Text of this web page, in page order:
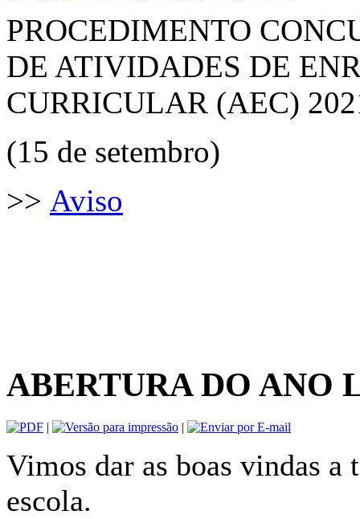
PROCEDIMENTO
DE ATIVIDADES DE
CURRICULAR (AEC)
(15 de setembro)
>> Aviso
ABERTURA DO ANO
| |
Vimos dar as boas vindas a
escola.